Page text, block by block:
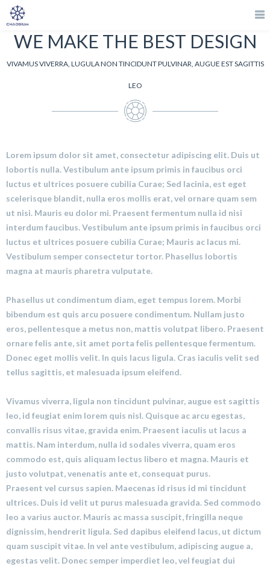
WE MAKE THE BEST DESIGN
VIVAMUS VIVERRA, LUGULA NON TINCIDUNT PULVINAR, AUGUE EST SAGITTIS
LEO
Lorem ipsum dolor sit amet, consectetur adipiscing elit. Duis ut
lobortis nulla. Vestibulum ante ipsum primis in faucibus orci
luctus et ultrices posuere cubilia Curae; Sed lacinia, est eget
scelerisque blandit, nulla eros mollis erat, vel ornare quam sem
ut nisi. Mauris eu dolor mi. Praesent fermentum nulla id nisi
interdum faucibus. Vestibulum ante ipsum primis in faucibus orci
luctus et ultrices posuere cubilia Curae; Mauris ac lacus mi.
Vestibulum semper consectetur tortor. Phasellus lobortis
magna at mauris pharetra vulputate.
Phasellus ut condimentum diam, eget tempus lorem. Morbi
bibendum est quis arcu posuere condimentum. Nullam justo
eros, pellentesque a metus non, mattis volutpat libero. Praesent
ornare felis ante, sit amet porta felis pellentesque fermentum.
Donec eget mollis velit. In quis lacus ligula. Cras iaculis velit sed
tellus sagittis, et malesuada ipsum eleifend.
Vivamus viverra, ligula non tincidunt pulvinar, augue est sagittis
leo, id feugiat enim lorem quis nisl. Quisque ac arcu egestas,
convallis risus vitae, gravida enim. Praesent iaculis ut lacus a
mattis. Nam interdum, nulla id sodales viverra, quam eros
commodo est, quis aliquam lectus libero et magna. Mauris et
justo volutpat, venenatis ante et, consequat purus.
Praesent vel cursus sapien. Maecenas id risus id mi tincidunt
ultrices. Duis id velit ut purus malesuada gravida. Sed commodo
leo a varius auctor. Mauris ac massa suscipit, fringilla neque
dignissim, hendrerit ligula. Sed dapibus eleifend lacus, ut dictum
quam suscipit vitae. In vel ante vestibulum, adipiscing augue a,
egestas velit. Donec semper imperdiet leo, vel feugiat dui